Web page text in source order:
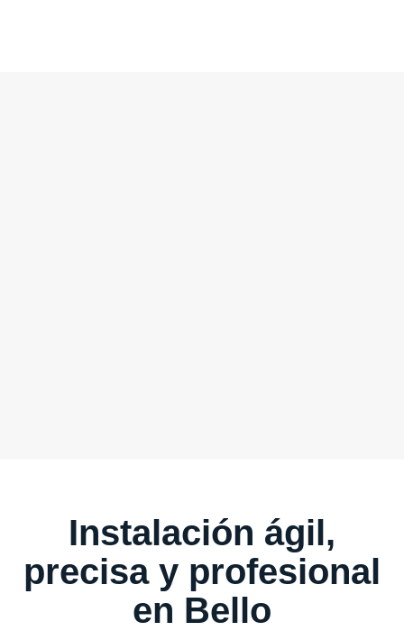
Instalación ágil,
precisa y profesional
en Bello